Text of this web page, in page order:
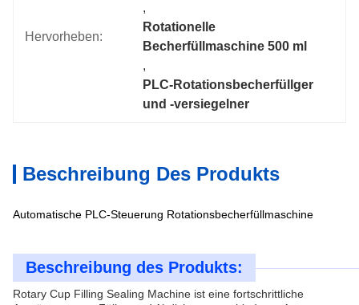
Hervorheben:
,
Rotationelle
Becherfüllmaschine 500 ml
,
PLC-Rotationsbecherfüllger
und -versiegelner
Beschreibung Des Produkts
Automatische PLC-Steuerung Rotationsbecherfüllmaschine
Beschreibung des Produkts:
Rotary Cup Filling Sealing Machine ist eine fortschrittliche